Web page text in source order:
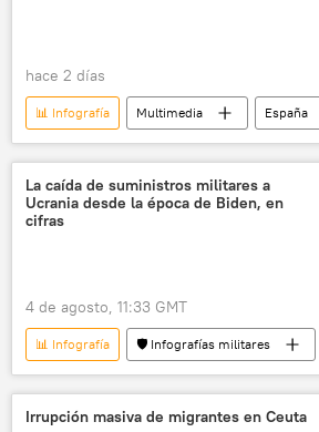
hace 2 días
📊 Infografía Multimedia
España
🌍 Europa
migración
La caída de suministros militares a
Ucrania desde la época de Biden, en
cifras
4 de agosto, 11:33 GMT
📊 Infografía
🛡️ Infografías militares
EEUU
Ucrania
Joe Biden
Multimedia
📰 Suministro de armas
Irrupción masiva de migrantes en Ceuta